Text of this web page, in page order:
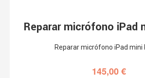
Reparar micrófono iPad
Reparar micrófono iPad mini
145,00€